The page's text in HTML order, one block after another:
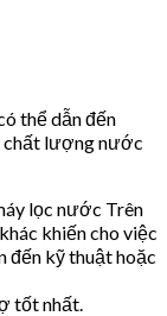
thể dẫn đến
chất lượng nước
lọc nước Trên
khiến cho việc
đến kỹ thuật hoặc
tốt nhất.